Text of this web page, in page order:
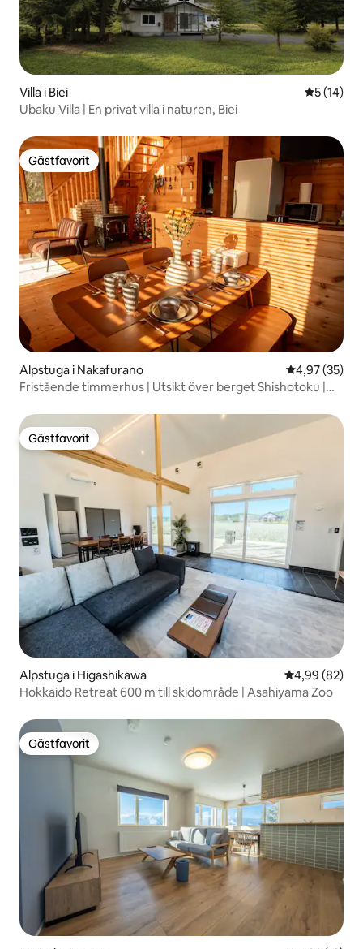
Villa i Biei 5 av 5 i
5 (14)
Ubaku Villa | En privat villa i naturen, Biei
Gästfavorit
Gästfavorit
Alpstuga i Nakafurano 4,97 av 5 i
4,97 (35)
Fristående timmerhus | Utsikt över berget Shishotoku |
stationen Nakafurano
Gästfavorit
Gästfavorit
Alpstuga i Higashikawa 4,99 av 5 i
4,99 (82)
Hokkaido Retreat 600 m till skidområde | Asahiyama Zoo
Gästfavorit
Gästfavorit